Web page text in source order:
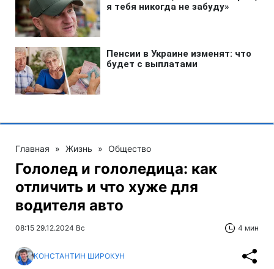
Главная » Жизнь » Общество
Гололед и гололедица: как
отличить и что хуже для
водителя авто
08:15 29.12.2024 Вс 4 мин
КОНСТАНТИН ШИРОКУН